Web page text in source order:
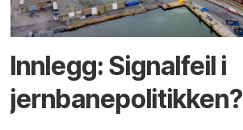
Innlegg: Signalfeil i
jernbanepolitikken?